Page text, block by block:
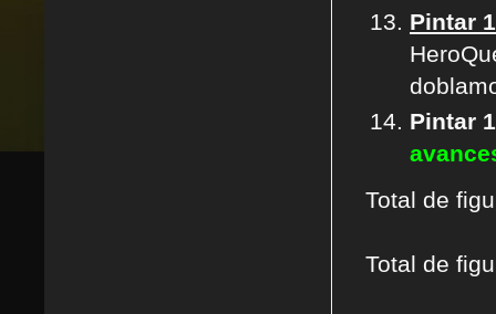
Pintar
Pintar
Total de
Total de